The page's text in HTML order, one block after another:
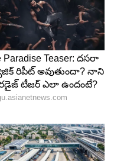
బాగా కుంగిపోయాడట
ఆమె వెంటపడ్డా
వరకు వెళ్లిందట.
ఉదయ్‌ని చిరంజీవి